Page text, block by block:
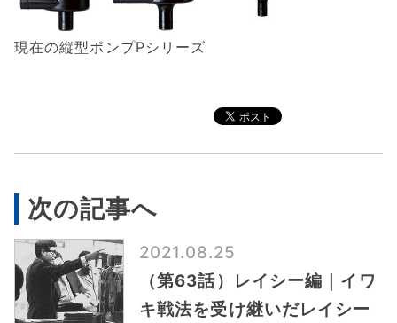
現在の縦型ポンプPシリーズ
次の記事へ
2021.08.25
（第63話）レイシー編｜イワ
キ戦法を受け継いだレイシー